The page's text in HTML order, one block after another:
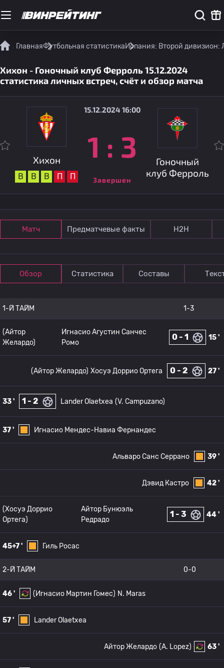
ГлавнаяФутбольная статистикаИспания: Второй дивизион:
Хихон - Гоночный клуб Ферроль 15.12.2024
статистика личных встреч, счёт и обзор матча
Хихон
В В В П П
15.12.2024 16:00
1 : 3
Завершен
Гоночный
клуб Ферроль
Матч Предматчевые факты Н2Н
Обзор Статистика Составы
1-Й ТАЙМ 1-3
15 '
0 - 1
Игнасио Агустин Санчес
Ромо
(Айтор
Желардо)
27 '
0 - 2
Хосуэ Доррио Ортега
(Айтор Желардо)
33 ' 1 - 2 Lander Olaetxea (V. Campuzano)
37 ' Игнасио Мендес-Навиа Фернандес
39 '
Альваро Санс Серрано
42 '
Дэвид Кастро
44 '
1 - 3
Айтор Бунюэль
Редрадо
(Хосуэ Доррио
Ортега)
45+7 ' Гиль Росас
2-Й ТАЙМ 0-0
46 ' (Игнасио Мартин Гомес) N. Maras
57 ' Lander Olaetxea
63 '
(A. Lopez)
Айтор Желардо